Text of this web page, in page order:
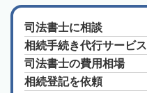
司法書士に相談
相続手続き代行サービス
司法書士の費用相場
相続登記を依頼